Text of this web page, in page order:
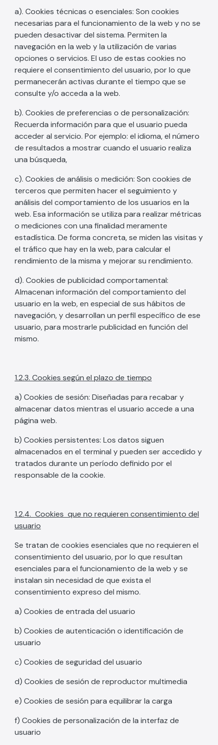
a). Cookies técnicas o esenciales: Son cookies
necesarias para el funcionamiento de la web y no se
pueden desactivar del sistema. Permiten la
navegación en la web y la utilización de varias
opciones o servicios. El uso de estas cookies no
requiere el consentimiento del usuario, por lo que
permanecerán activas durante el tiempo que se
consulte y/o acceda a la web.
b). Cookies de preferencias o de personalización:
Recuerda información para que el usuario pueda
acceder al servicio. Por ejemplo: el idioma, el número
de resultados a mostrar cuando el usuario realiza
una búsqueda,
c). Cookies de análisis o medición: Son cookies de
terceros que permiten hacer el seguimiento y
análisis del comportamiento de los usuarios en la
web. Esa información se utiliza para realizar métricas
o mediciones con una finalidad meramente
estadística. De forma concreta, se miden las visitas y
el tráfico que hay en la web, para calcular el
rendimiento de la misma y mejorar su rendimiento.
d). Cookies de publicidad comportamental:
Almacenan información del comportamiento del
usuario en la web, en especial de sus hábitos de
navegación, y desarrollan un perfil específico de ese
usuario, para mostrarle publicidad en función del
mismo.
1.2.3. Cookies según el plazo de tiempo
a) Cookies de sesión: Diseñadas para recabar y
almacenar datos mientras el usuario accede a una
página web.
b) Cookies persistentes: Los datos siguen
almacenados en el terminal y pueden ser accedido y
tratados durante un período definido por el
responsable de la cookie.
1.2.4. Cookies que no requieren consentimiento del
usuario
Se tratan de cookies esenciales que no requieren el
consentimiento del usuario, por lo que resultan
esenciales para el funcionamiento de la web y se
instalan sin necesidad de que exista el
consentimiento expreso del mismo.
a) Cookies de entrada del usuario
b) Cookies de autenticación o identificación de
usuario
c) Cookies de seguridad del usuario
d) Cookies de sesión de reproductor multimedia
e) Cookies de sesión para equilibrar la carga
f) Cookies de personalización de la interfaz de
usuario